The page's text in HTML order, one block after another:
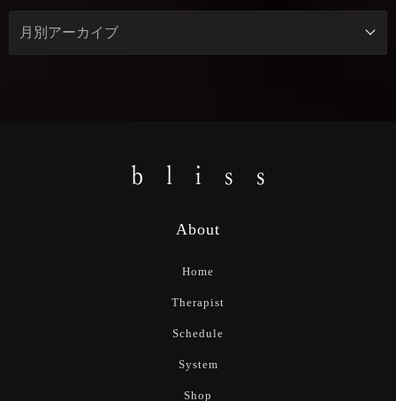
About
Home
Therapist
Schedule
System
Shop